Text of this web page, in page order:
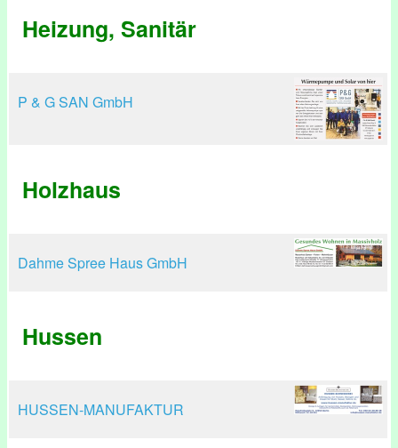
Heizung, Sanitär
P & G SAN GmbH
Holzhaus
Dahme Spree Haus GmbH
Hussen
HUSSEN-MANUFAKTUR